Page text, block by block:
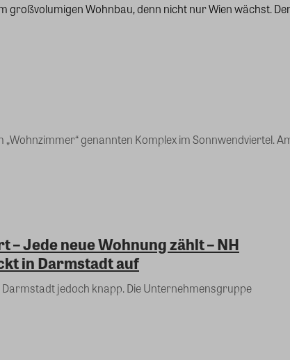
großvolumigen Wohnbau, denn nicht nur Wien wächst.
genannten Komplex im Sonnwendviertel.
Jede neue Wohnung zählt – NH
in Darmstadt auf
jedoch knapp. Die Unternehmensgruppe